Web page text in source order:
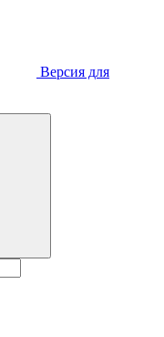
Версия для